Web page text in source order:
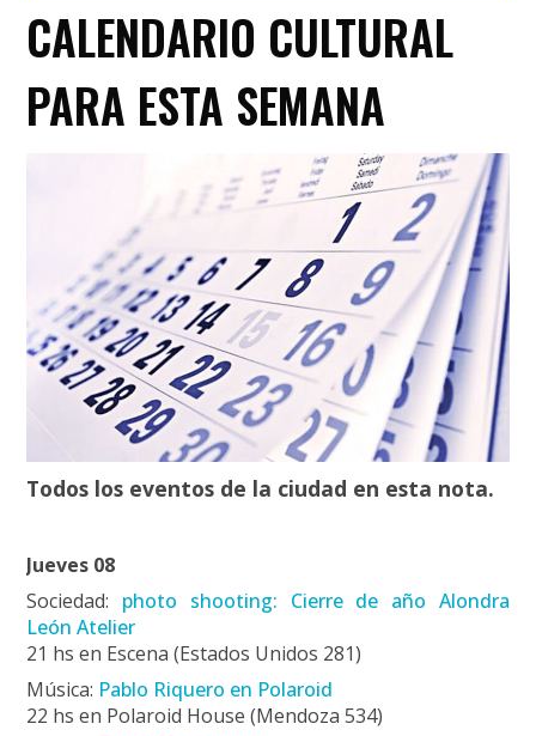
CALENDARIO CULTURAL
PARA ESTA SEMANA
Todos los eventos de la ciudad en esta nota.
Jueves 08
Sociedad: photo shooting: Cierre de año Alondra
León Atelier
21 hs en Escena (Estados Unidos 281)
Música: Pablo Riquero en Polaroid
22 hs en Polaroid House (Mendoza 534)